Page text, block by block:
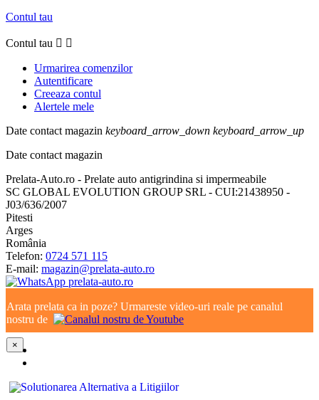
Contul tau
Contul tau  
Urmarirea comenzilor
Autentificare
Creeaza contul
Alertele mele
Date contact magazin keyboard_arrow_down keyboard_arrow_up
Date contact magazin
Prelata-Auto.ro - Prelate auto antigrindina si impermeabile
SC GLOBAL EVOLUTION GROUP SRL - CUI:21438950 -
J03/636/2007
Pitesti
Arges
România
Telefon: 0724 571 115
E-mail: magazin@prelata-auto.ro
Arata prelata ca in poze? Urmareste video-uri reale pe canalul
nostru de
×